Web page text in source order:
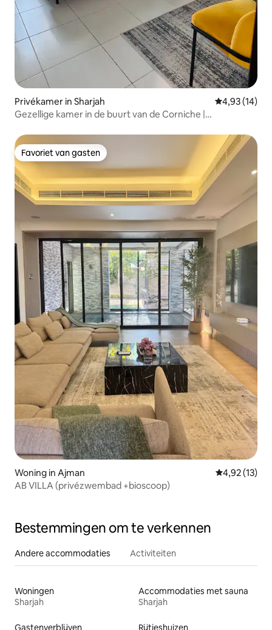
Privékamer in Sharjah Gemiddelde
4,93 (14)
Gezellige kamer in de buurt van de Corniche |
Favoriet van gasten
Favoriet van gasten
Woning in Ajman Gemiddelde
4,92 (13)
AB VILLA (privézwembad +bioscoop)
Bestemmingen om te verkennen
Andere accommodaties Activiteiten
Woningen
Sharjah
Accommodaties met sauna
Sharjah
Gastenverblijven Rijtjeshuizen